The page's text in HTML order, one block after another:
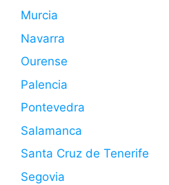
Murcia
Navarra
Ourense
Palencia
Pontevedra
Salamanca
Santa Cruz de Tenerife
Segovia